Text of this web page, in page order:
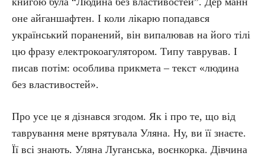
оне айганшафтен. І коли лікарю попадався
український поранений, він випалював на його тілі
цю фразу електрокоагулятором. Типу таврував. І
писав потім: особлива прикмета – текст «людина
без властивостей».
Про усе це я дізнався згодом. Як і про те, що від
таврування мене врятувала Уляна. Ну, ви її знаєте.
Її всі знають. Уляна Луганська, воєнкорка. Дівчина